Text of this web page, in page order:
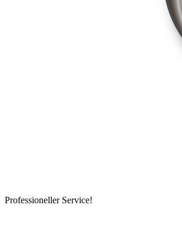
Professioneller Service!